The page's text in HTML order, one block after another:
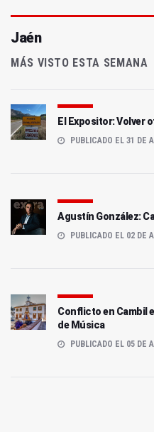
Jaén
MÁS VISTO ESTA SEMANA
El Expositor: Volver
PUBLICADO EL 31 DE
Agustín González:
PUBLICADO EL 02 DE
Conflicto en Cambil
de Música
PUBLICADO EL 05 DE